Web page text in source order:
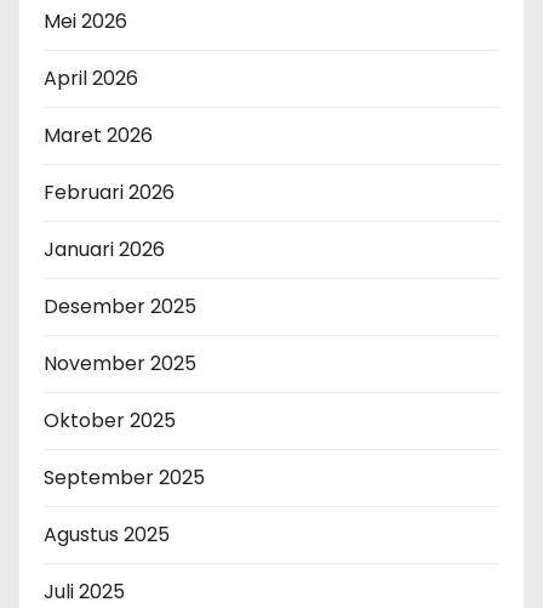
Mei 2026
April 2026
Maret 2026
Februari 2026
Januari 2026
Desember 2025
November 2025
Oktober 2025
September 2025
Agustus 2025
Juli 2025